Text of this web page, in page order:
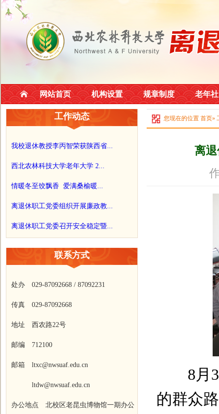
网站首页 机构设置 规章制度 老年
工作动态
我校退休教授李丙智荣获陕西省...
西北农林科技大学老年大学 2...
情暖冬至饺飘香 爱满桑榆暖...
离退休职工党委组织开展廉政教...
离退休职工党委召开安全稳定暨...
联系方式
处办 029-87092668 / 87092231
传真 029-87092668
地址 西农路22号
邮编 712100
邮箱 ltxc@nwsuaf.edu.cn
ltdw@nwsuaf.edu.cn
办公地点 北校区老昆虫博物馆一期办公
您现在的位置 首页»
离
8月 3
的群众